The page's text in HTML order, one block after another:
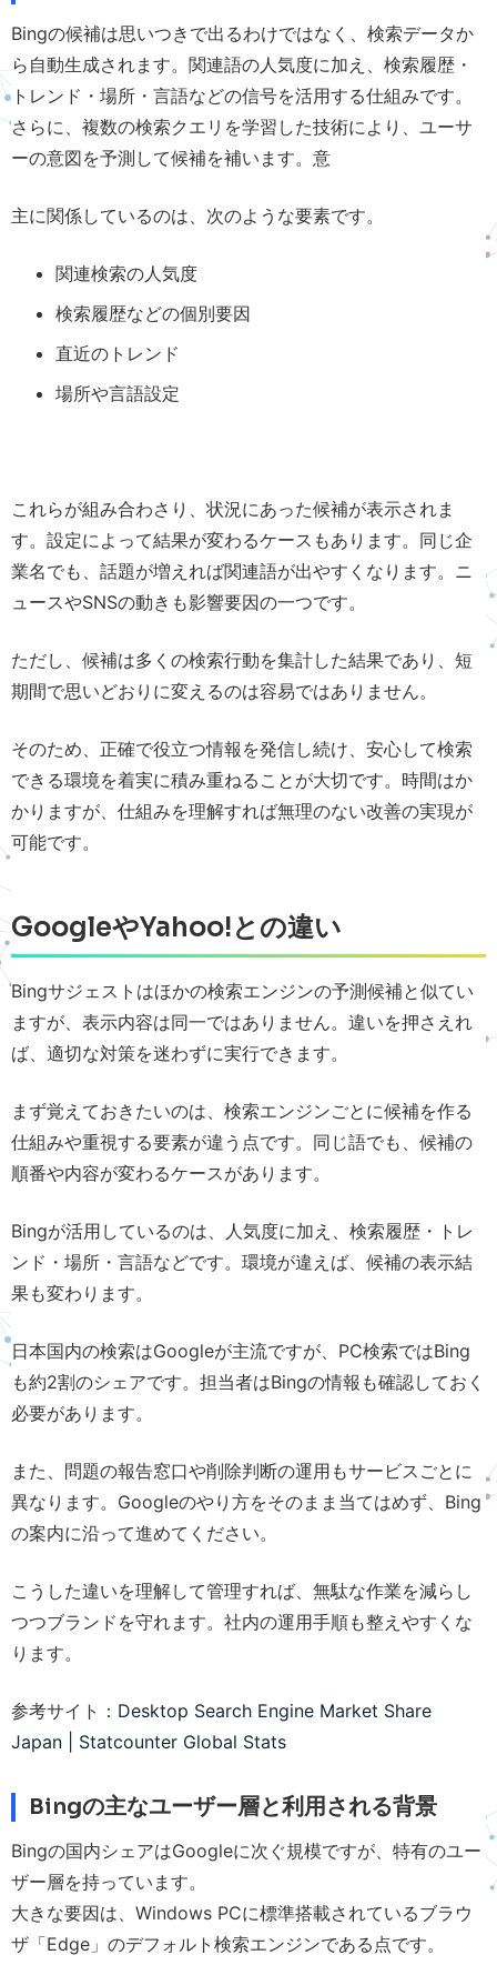
Bingの候補は思いつきで出るわけではなく、検索データか
ら自動生成されます。関連語の人気度に加え、検索履歴・
トレンド・場所・言語などの信号を活用する仕組みです。
さらに、複数の検索クエリを学習した技術により、ユーサ
ーの意図を予測して候補を補います。意
主に関係しているのは、次のような要素です。
関連検索の人気度
検索履歴などの個別要因
直近のトレンド
場所や言語設定
これらが組み合わさり、状況にあった候補が表示されま
す。設定によって結果が変わるケースもあります。同じ企
業名でも、話題が増えれば関連語が出やすくなります。ニ
ュースやSNSの動きも影響要因の一つです。
ただし、候補は多くの検索行動を集計した結果であり、短
期間で思いどおりに変えるのは容易ではありません。
そのため、正確で役立つ情報を発信し続け、安心して検索
できる環境を着実に積み重ねることが大切です。時間はか
かりますが、仕組みを理解すれば無理のない改善の実現が
可能です。
GoogleやYahoo!との違い
Bingサジェストはほかの検索エンジンの予測候補と似てい
ますが、表示内容は同一ではありません。違いを押さえれ
ば、適切な対策を迷わずに実行できます。
まず覚えておきたいのは、検索エンジンごとに候補を作る
仕組みや重視する要素が違う点です。同じ語でも、候補の
順番や内容が変わるケースがあります。
Bingが活用しているのは、人気度に加え、検索履歴・トレ
ンド・場所・言語などです。環境が違えば、候補の表示結
果も変わります。
日本国内の検索はGoogleが主流ですが、PC検索ではBing
も約2割のシェアです。担当者はBingの情報も確認しておく
必要があります。
また、問題の報告窓口や削除判断の運用もサービスごとに
異なります。Googleのやり方をそのまま当てはめず、Bing
の案内に沿って進めてください。
こうした違いを理解して管理すれば、無駄な作業を減らし
つつブランドを守れます。社内の運用手順も整えやすくな
ります。
参考サイト： Desktop Search Engine Market Share
Japan | Statcounter Global Stats
Bingの主なユーザー層と利用される背景
Bingの国内シェアはGoogleに次ぐ規模ですが、特有のユー
ザー層を持っています。
大きな要因は、Windows PCに標準搭載されているブラウ
ザ「Edge」のデフォルト検索エンジンである点です。